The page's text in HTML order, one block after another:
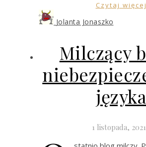
Czytaj więcej
Jolanta Jonaszko
Milczący
języka
1 listopada, 2021